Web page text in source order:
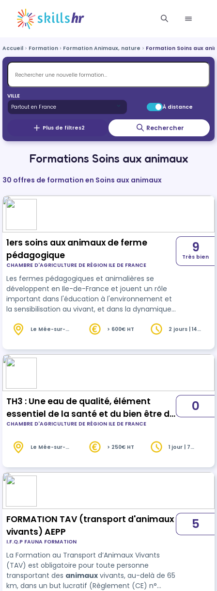
Accueil Formation Formation Animaux, nature Formation Soins aux
VILLE
À distance
Plus de filtres2 Rechercher
Formations Soins aux animaux
30 offres de formation en Soins aux animaux
1ers soins aux animaux de ferme
pédagogique
CHAMBRE D'AGRICULTURE DE RÉGION ILE DE FRANCE
Les fermes pédagogiques et animalières se
développent en Ile-de-France et jouent un rôle
important dans l'éducation à l'environnement et
la sensibilisation au vivant, et dans la dynamique
ensemble d’animaux
de la ferme (animaux de la
(scolaires, familles..). Si elles proposent peu ou
pas de production agricole, la règlementation liée
9
Très bien
Le Mée-sur-
> 600€ HT
2 jours | 14
TH3 : Une eau de qualité, élément
essentiel de la santé et du bien être de
vos animaux (Formation labellisée
bien-être animal)
CHAMBRE D'AGRICULTURE DE RÉGION ILE DE FRANCE
0
Le Mée-sur-
> 250€ HT
1 jour | 7
FORMATION TAV (transport d'animaux
vivants) AEPP
I.F.Q.P FAUNA FORMATION
La Formation au Transport d’Animaux Vivants
(TAV) est obligatoire pour toute personne
transportant des animaux vivants, au-delà de 65
km, dans un but lucratif (Règlement (CE) n°
5